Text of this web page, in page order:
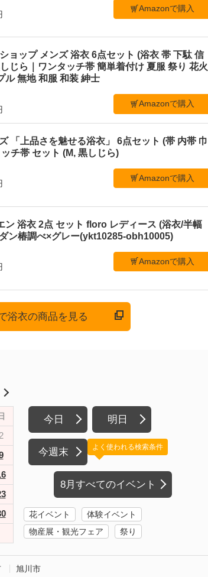
Amazonで購入
ョップ メンズ 浴衣 6点セット (浴衣 帯 下駄 信
じら｜ワンタッチ帯 簡単着付け 夏服 祭り 花火
ル 無地 和服 和装 紳士
Amazonで購入
「上品さを魅せる浴衣」 6点セット (帯 内帯 巾
チ帯 セット (M, 黒しじら)
Amazonで購入
ン 浴衣 2点 セット floro レディース (浴衣/半幅
ン椿調べ×グレー(ykt10285-obh10005)
Amazonで購入
浴衣の商品を見る
今日 明日
今週末
8月すべてのイベント
よく使われる検索条件
花イベント
体験イベント
物産展・観光フェア
祭り
旭川市